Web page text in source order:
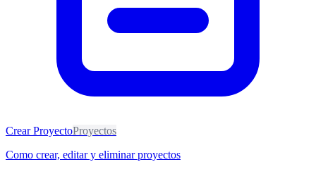
Crear ProyectoProyectos
Como crear, editar y eliminar proyectos